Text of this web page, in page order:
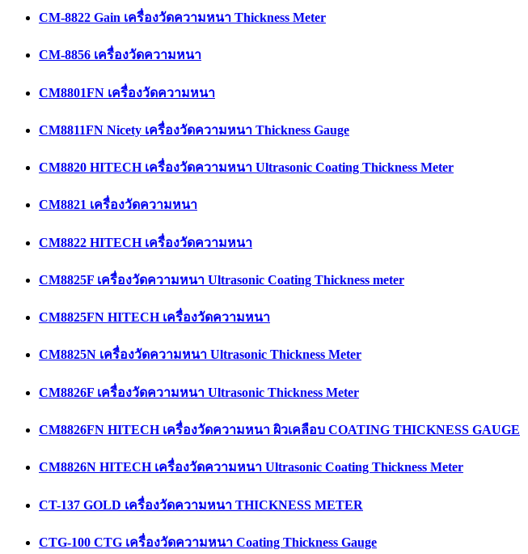
CM-8822 Gain เครื่องวัดความหนา Thickness Meter
CM-8856 เครื่องวัดความหนา
CM8801FN เครื่องวัดความหนา
CM8811FN Nicety เครื่องวัดความหนา Thickness Gauge
CM8820 HITECH เครื่องวัดความหนา Ultrasonic Coating Thickness Meter
CM8821 เครื่องวัดความหนา
CM8822 HITECH เครื่องวัดความหนา
CM8825F เครื่องวัดความหนา Ultrasonic Coating Thickness meter
CM8825FN HITECH เครื่องวัดความหนา
CM8825N เครื่องวัดความหนา Ultrasonic Thickness Meter
CM8826F เครื่องวัดความหนา Ultrasonic Thickness Meter
CM8826FN HITECH เครื่องวัดความหนา ผิวเคลือบ COATING THICKNESS GAUGE
CM8826N HITECH เครื่องวัดความหนา Ultrasonic Coating Thickness Meter
CT-137 GOLD เครื่องวัดความหนา THICKNESS METER
CTG-100 CTG เครื่องวัดความหนา Coating Thickness Gauge